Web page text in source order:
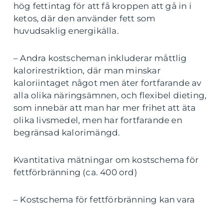
hög fettintag för att få kroppen att gå in i
ketos, där den använder fett som
huvudsaklig energikälla.
– Andra kostscheman inkluderar måttlig
kalorirestriktion, där man minskar
kaloriintaget något men äter fortfarande av
alla olika näringsämnen, och flexibel dieting,
som innebär att man har mer frihet att äta
olika livsmedel, men har fortfarande en
begränsad kalorimängd.
Kvantitativa mätningar om kostschema för
fettförbränning (ca. 400 ord)
– Kostschema för fettförbränning kan vara